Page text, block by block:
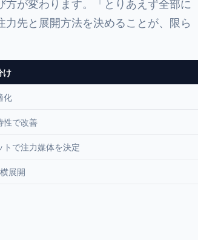
先と展開方法を決めることが、限ら
け
化
性で改善
トで注力媒体を決定
展開